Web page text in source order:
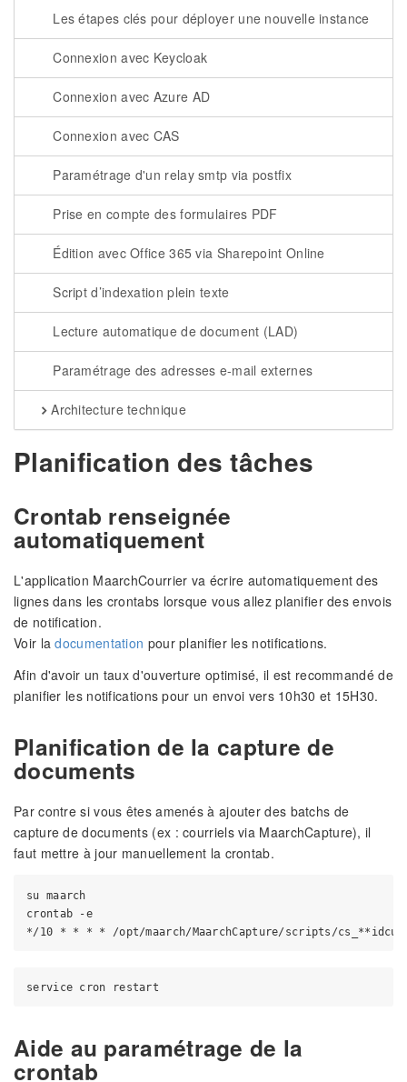
Les étapes clés pour déployer une nouvelle instance
Connexion avec Keycloak
Connexion avec Azure AD
Connexion avec CAS
Paramétrage d'un relay smtp via postfix
Prise en compte des formulaires PDF
Édition avec Office 365 via Sharepoint Online
Script d’indexation plein texte
Lecture automatique de document (LAD)
Paramétrage des adresses e-mail externes
Architecture technique
Planification des tâches
Crontab renseignée
automatiquement
L'application MaarchCourrier va écrire automatiquement des
lignes dans les crontabs lorsque vous allez planifier des envois
de notification.
Voir ladocumentation pour planifier les notifications.
Afin d'avoir un taux d'ouverture optimisé, il est recommandé de
planifier les notifications pour un envoi vers 10h30 et 15H30.
Planification de la capture de
documents
Par contre si vous êtes amenés à ajouter des batchs de
capture de documents (ex : courriels via MaarchCapture), il
faut mettre à jour manuellement la crontab.
su maarch
crontab -e
Aide au paramétrage de la
crontab